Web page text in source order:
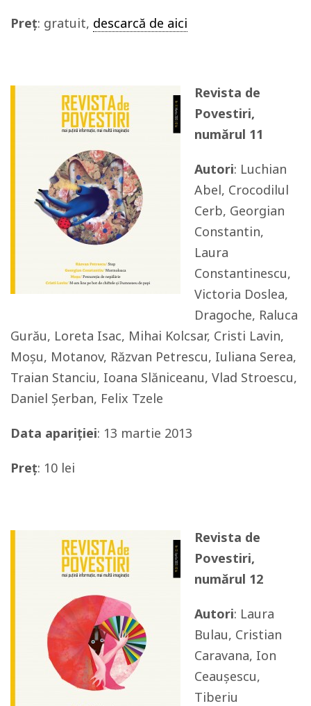
Preț: gratuit, descarcă de aici
Revista de
Povestiri,
numărul 11
Autori: Luchian
Abel, Crocodilul
Cerb, Georgian
Constantin,
Laura
Constantinescu,
Victoria Doslea,
Dragoche, Raluca
Gurău, Loreta Isac, Mihai Kolcsar, Cristi Lavin,
Moșu, Motanov, Răzvan Petrescu, Iuliana Serea,
Traian Stanciu, Ioana Slăniceanu, Vlad Stroescu,
Daniel Șerban, Felix Tzele
Data apariției: 13 martie 2013
Preț: 10 lei
Revista de
Povestiri,
numărul 12
Autori: Laura
Bulau, Cristian
Caravana, Ion
Ceaușescu,
Tiberiu